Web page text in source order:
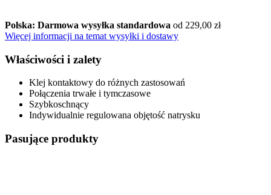
Polska: Darmowa wysyłka standardowa od 229,00 zł
Więcej informacji na temat wysyłki i dostawy
Właściwości i zalety
Klej kontaktowy do różnych zastosowań
Połączenia trwałe i tymczasowe
Szybkoschnący
Indywidualnie regulowana objętość natrysku
Pasujące produkty